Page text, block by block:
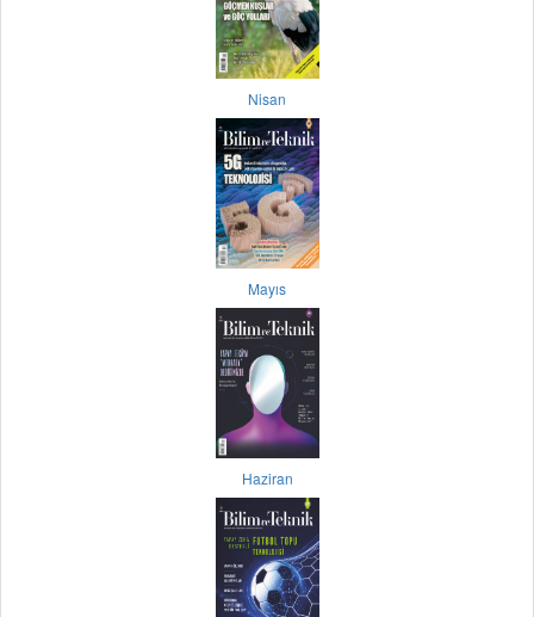
Nisan
Mayıs
Haziran